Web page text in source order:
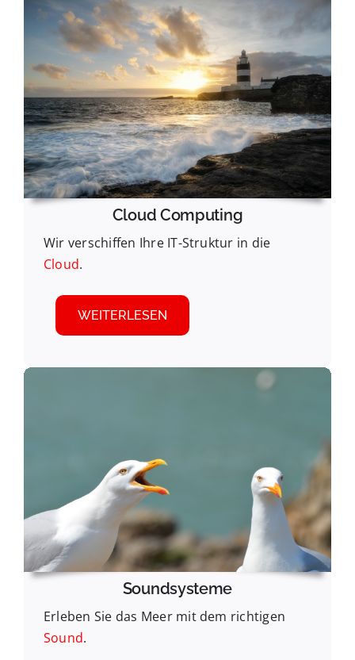
Cloud Computing
Wir verschiffen Ihre IT-Struktur in die
Cloud.
WEITERLESEN
Soundsysteme
Erleben Sie das Meer mit dem richtigen
Sound.